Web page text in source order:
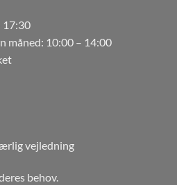
17:30
måned: 10:00 – 14:00
vejledning
behov.